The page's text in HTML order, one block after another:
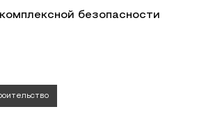
безопасности